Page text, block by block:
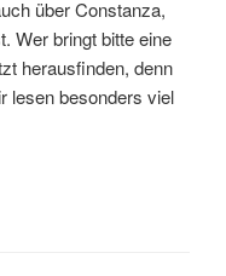
über Constanza,
Wer bringt bitte eine
herausfinden, denn
lesen besonders viel